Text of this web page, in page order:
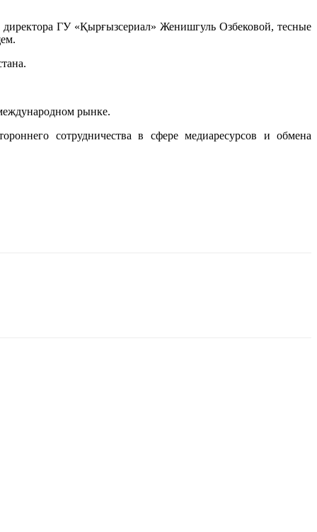
ГУ «Қырғызсериал» Женишгуль Озбековой, тесные
рынке.
сотрудничества в сфере медиаресурсов и обмена